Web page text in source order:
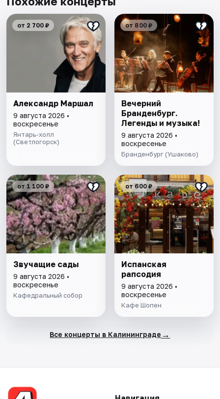
от 2 700 ₽
Александр Маршал
9 августа 2026 •
воскресенье
Янтарь-холл
(Светлогорск)
от 800 ₽
Вечерний
Бранденбург.
Легенды и музыка!
9 августа 2026 •
воскресенье
Бранденбург (Ушаково)
от 1 100 ₽
Звучащие сады
9 августа 2026 •
воскресенье
Кафедральный собор
от 600 ₽
Испанская
рапсодия
9 августа 2026 •
воскресенье
Кафе Шопен
Все концерты в Калининграде →